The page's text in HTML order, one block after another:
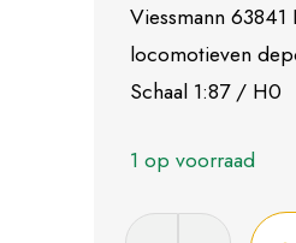
Viessmann
locomotieven
Schaal 1:87 / H0
1 op voorraad
Viessmann